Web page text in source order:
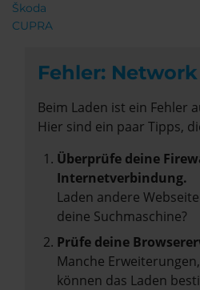
Škoda
CUPRA
Fehler:
Beim Laden ist ein Fehler
Hier sind ein paar Tipps,
Überprüfe deine
Internetverbindung.
Laden andere
deine Suchmaschine?
Prüfe deine
Manche
können das Laden